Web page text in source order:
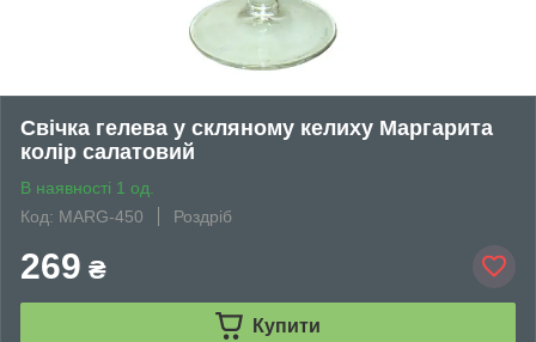
Свічка гелева у скляному келиху Маргарита
колір салатовий
В наявності 1 од.
Код: MARG-450
Роздріб
269 ₴
Купити